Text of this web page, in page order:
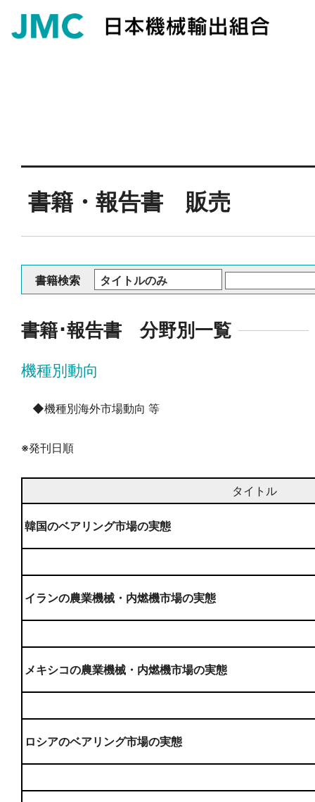
書籍・報告書 販売
書籍検索
書籍･報告書 分野別一覧
機種別動向
◆機種別海外市場動向 等
※発刊日順
タイトル
韓国のベアリング市場の実態
イランの農業機械・内燃機市場の実態
メキシコの農業機械・内燃機市場の実態
ロシアのベアリング市場の実態